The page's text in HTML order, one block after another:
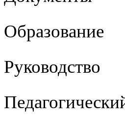
Образование
Руководство